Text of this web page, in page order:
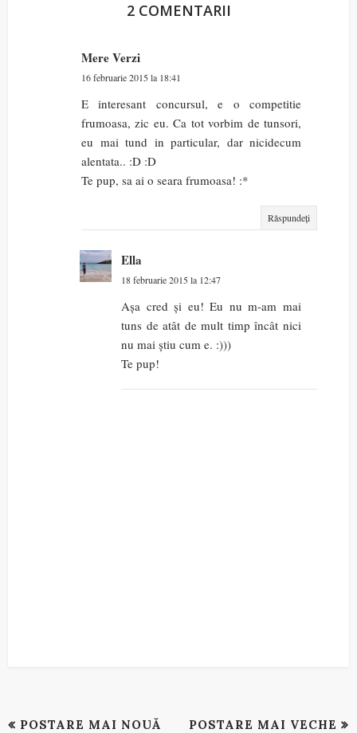
2 COMENTARII
Mere Verzi
16 februarie 2015 la 18:41
E interesant concursul, e o competitie
frumoasa, zic eu. Ca tot vorbim de tunsori,
eu mai tund in particular, dar nicidecum
alentata.. :D :D
Te pup, sa ai o seara frumoasa! :*
Răspundeți
Ella
18 februarie 2015 la 12:47
Așa cred și eu! Eu nu m-am mai
tuns de atât de mult timp încât nici
nu mai știu cum e. :)))
Te pup!
POSTARE MAI NOUĂ POSTARE MAI VECHE